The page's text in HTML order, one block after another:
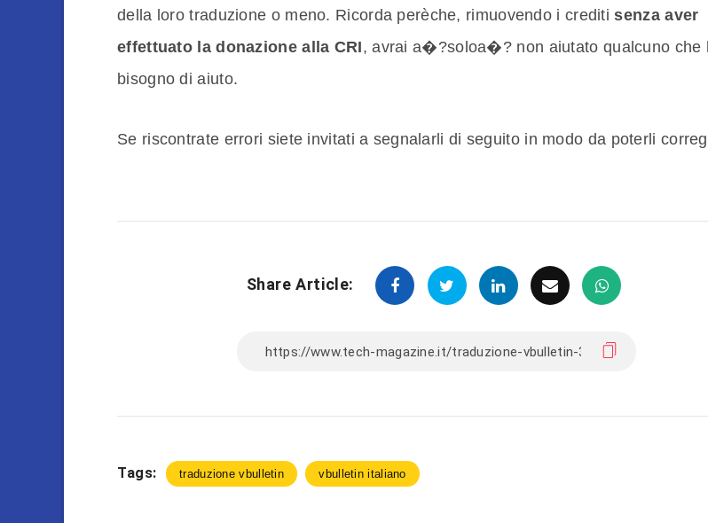
della loro traduzione o meno. Ricorda perèche, rimuovendo i creditisenza aver
effettuato la donazione alla CRI, avrai a�?soloa�? non aiutato qualcuno che
bisogno di aiuto.
Se riscontrate errori siete invitati a segnalarli di seguito in modo da poterli
Share Article:
Tags: traduzione vbulletin vbulletin italiano